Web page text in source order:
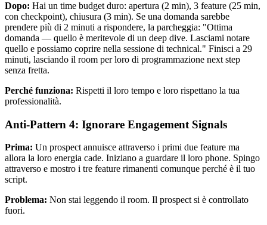
Dopo: Hai un time budget duro: apertura (2 min), 3 feature (25 min,
con checkpoint), chiusura (3 min). Se una domanda sarebbe
prendere più di 2 minuti a rispondere, la parcheggia: "Ottima
domanda — quello è meritevole di un deep dive. Lasciami notare
quello e possiamo coprire nella sessione di technical." Finisci a 29
minuti, lasciando il room per loro di programmazione next step
senza fretta.
Perché funziona: Rispetti il loro tempo e loro rispettano la tua
professionalità.
Anti-Pattern 4: Ignorare Engagement Signals
Prima: Un prospect annuisce attraverso i primi due feature ma
allora la loro energia cade. Iniziano a guardare il loro phone. Spingo
attraverso e mostro i tre feature rimanenti comunque perché è il tuo
script.
Problema: Non stai leggendo il room. Il prospect si è controllato
fuori.